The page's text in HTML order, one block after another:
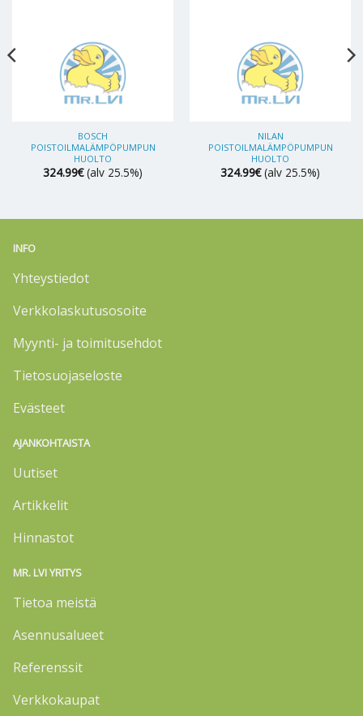
BOSCH
POISTOILMALÄMPÖPUMPUN
HUOLTO
324.99€ (alv 25.5%)
NILAN
POISTOILMALÄMPÖPUMPUN
HUOLTO
324.99€ (alv 25.5%)
INFO
Yhteystiedot
Verkkolaskutusosoite
Myynti- ja toimitusehdot
Tietosuojaseloste
Evästeet
AJANKOHTAISTA
Uutiset
Artikkelit
Hinnastot
MR. LVI YRITYS
Tietoa meistä
Asennusalueet
Referenssit
Verkkokaupat